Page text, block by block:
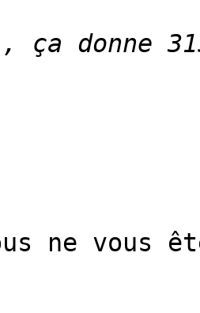
ne vous